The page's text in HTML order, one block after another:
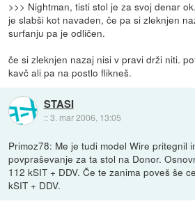
>>> Nightman, tisti stol je za svoj denar
je slabši kot navaden, če pa si zleknjen
surfanju pa je odličen.
če si zleknjen nazaj nisi v pravi drži niti.
kavč ali pa na postlo flikneš.
STASI
::3. mar 2006, 13:05
Primoz78: Me je tudi model Wire pritegnil
povpraševanje za ta stol na Donor.
112 kSIT + DDV. Če te zanima poveš še
kSIT + DDV.